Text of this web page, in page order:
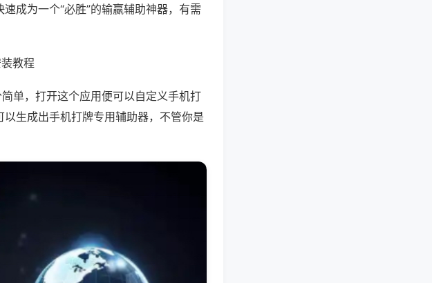
成为一个“必胜”的输赢辅助神器，有需
教程
单，打开这个应用便可以自定义手机打
生成出手机打牌专用辅助器，不管你是